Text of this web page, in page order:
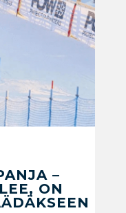
–
ON